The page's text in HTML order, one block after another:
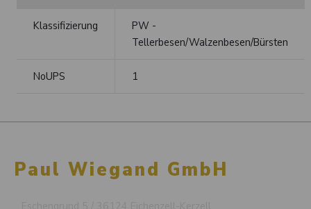
Klassifizierung
PW -
Tellerbesen/Walzenbesen/Bürsten
NoUPS 1
Paul Wiegand GmbH